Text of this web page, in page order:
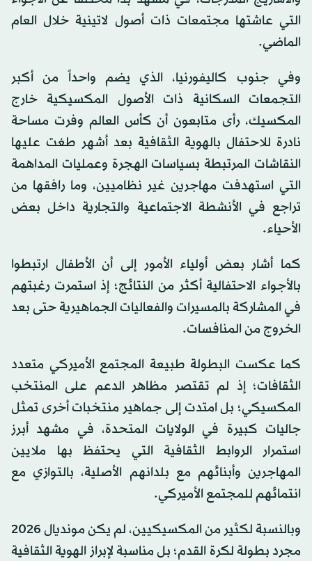
التي عاشتها مجتمعات ذات أصول لاتينية خلال العام
الماضي.
وفي جنوب كاليفورنيا، الذي يضم واحداً من أكبر
التجمعات السكانية ذات الأصول المكسيكية خارج
المكسيك، رأى متابعون أن كأس العالم وفرت مساحة
نادرة للاحتفال بالهوية الثقافية بعد أشهر طغت عليها
النقاشات المرتبطة بسياسات الهجرة وعمليات المداهمة
التي استهدفت مهاجرين غير نظاميين، وما رافقها من
تراجع في الأنشطة الاجتماعية والتجارية داخل بعض
الأحياء.
كما أشار بعض أولياء الأمور إلى أن الأطفال ارتبطوا
بالأجواء الاحتفالية أكثر من النتائج؛ إذ استمرت رغبتهم
في المشاركة بالمسيرات والفعاليات الجماهيرية حتى بعد
الخروج من المنافسات.
كما عكست البطولة طبيعة المجتمع الأميركي متعدد
الثقافات؛ إذ لم تقتصر مظاهر الدعم على المنتخب
المكسيكي؛ بل امتدت إلى جماهير منتخبات أخرى تمثل
جاليات كبيرة في الولايات المتحدة، في مشهد أبرز
استمرار الروابط الثقافية التي يحتفظ بها ملايين
المهاجرين وأبنائهم مع بلدانهم الأصلية، بالتوازي مع
انتمائهم للمجتمع الأميركي.
وبالنسبة لكثير من المكسيكيين، لم يكن مونديال 2026
مجرد بطولة لكرة القدم؛ بل مناسبة لإبراز الهوية الثقافية